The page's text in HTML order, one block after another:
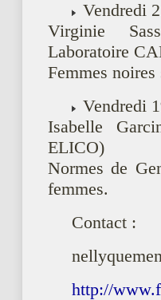
Vendredi
Virginie
Laboratoire
Femmes
Vendredi
Isabelle
ELICO)
Normes de
femmes.
Contact :
http://